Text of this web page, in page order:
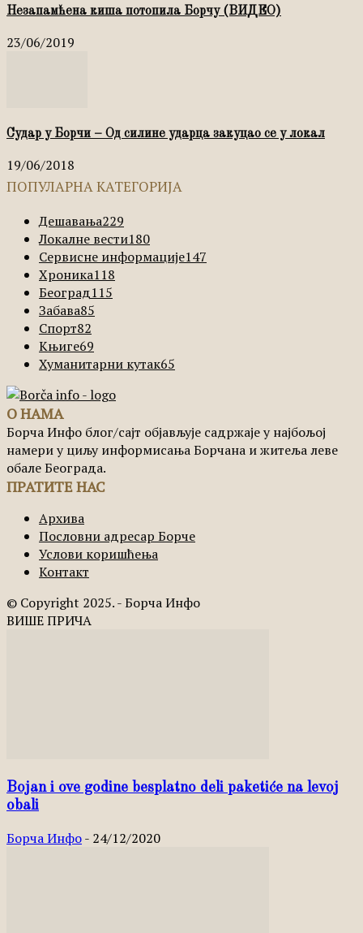
Незапамћена киша потопила Борчу (ВИДЕО)
23/06/2019
Судар у Борчи – Од силине ударца закуцао се у локал
19/06/2018
ПОПУЛАРНА КАТЕГОРИЈА
Дешавања229
Локалне вести180
Сервисне информације147
Хроника118
Београд115
Забава85
Спорт82
Књиге69
Хуманитарни кутак65
О НАМА
Борча Инфо блог/сајт објављује садржаје у најбољој
намери у циљу информисања Борчана и житеља леве
обале Београда.
ПРАТИТЕ НАС
Архива
Пословни адресар Борче
Услови коришћења
Контакт
© Copyright 2025. - Борча Инфо
ВИШЕ ПРИЧА
Bojan i ove godine besplatno deli paketiće na levoj
obali
Борча Инфо- 24/12/2020